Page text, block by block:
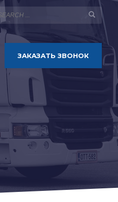
ЗАКАЗАТЬ ЗВОНОК